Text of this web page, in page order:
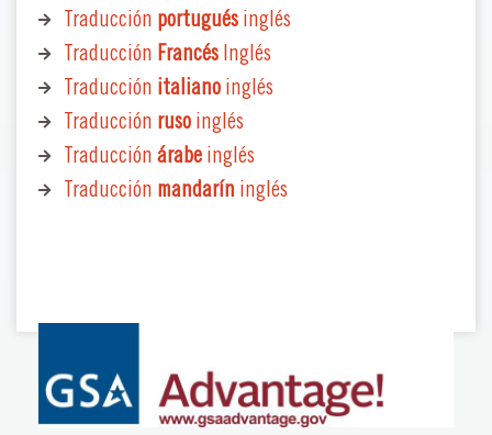
Traducción portuguésinglés
Traducción FrancésInglés
Traducción italianoinglés
Traducción rusoinglés
Traducción árabeinglés
Traducción mandarín inglés